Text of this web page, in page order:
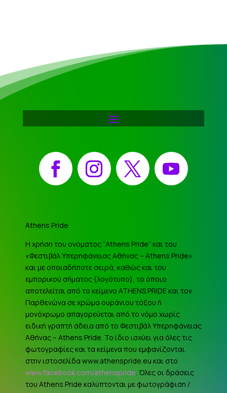
Facebook Instagram X YouTube
Athens Pride
Η χρήση του ονόματος “Athens Pride” και του
«Φεστιβάλ Υπερηφάνειας Αθήνας – Athens Pride»
και με οποιαδήποτε σειρά, καθώς και του
εμπορικού σήματος (λογότυπο), το όποιο
αποτελείται από το κείμενο ATHENS PRIDE και τον
Παρθενώνα σε χρώμα ουράνιου τόξου ή
μονόχρωμο απαγορεύεται από το νόμο χωρίς
ειδική γραπτή άδεια από το Φεστιβάλ Υπερηφάνειας
Αθήνας – Athens Pride. Το ίδιο ισχύει για όλες τις
φωτογραφίες και τα κείμενα που εμφανίζονται
στην ιστοσελίδα www.athenspride.eu και στο
www.facebook.com/athenspride. Όλες οι δράσεις
του Athens Pride καλύπτονται με φωτογράφιση /